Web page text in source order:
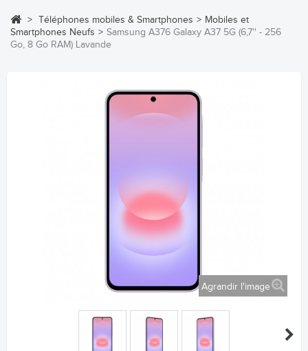
> Téléphones mobiles & Smartphones > Mobiles et
Smartphones Neufs > Samsung A376 Galaxy A37 5G (6,7'' - 256
Go, 8 Go RAM) Lavande
Agrandir l'image